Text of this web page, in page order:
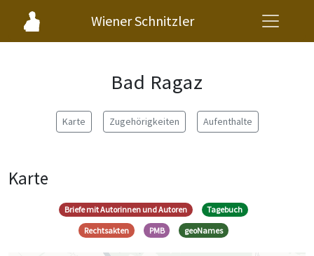
Wiener Schnitzler
Bad Ragaz
Karte Zugehörigkeiten Aufenthalte
Karte
Briefe mit Autorinnen und Autoren
Tagebuch
Rechtsakten
PMB geoNames